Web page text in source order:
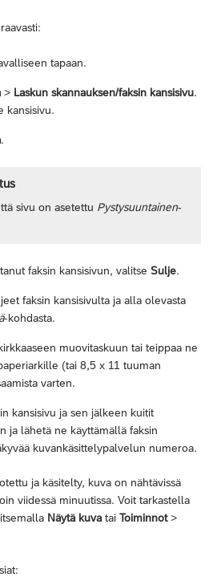
tapaan.
> Laskun skannauksen/faksin kansisivu.
kansisivu.
.
sivu on asetettu Pystysuuntainen-
faksin kansisivun, valitse Sulje.
faksin kansisivulta ja alla olevasta
-kohdasta.
muovitaskuun tai teippaa ne
(tai 8,5 x 11 tuuman
varten.
kansisivu ja sen jälkeen kuitit
ja lähetä ne käyttämällä faksin
kuvankäsittelypalvelun numeroa.
ja käsitelty, kuva on nähtävissä
viidessä minuutissa. Voit tarkastella
Näytä kuva tai Toiminnot>